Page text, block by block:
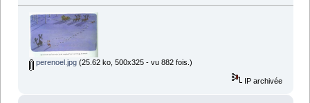
perenoel.jpg(25.62 ko, 500x325 - vu 882 fois.)
IP archivée